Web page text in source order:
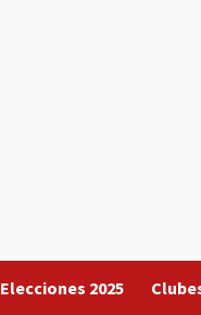
Elecciones 2025